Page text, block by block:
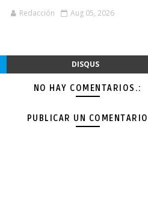
Redacción Aug 05, 2026
DISQUS
NO HAY COMENTARIOS.:
PUBLICAR UN COMENTARIO